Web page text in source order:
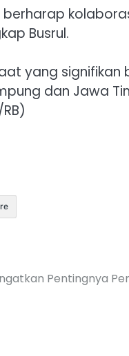
berharap
Busrul.
yang
dan Jawa
Pentingnya